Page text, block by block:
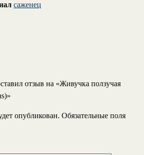
саженец
отзыв на «Живучка ползучая
опубликован. Обязательные поля